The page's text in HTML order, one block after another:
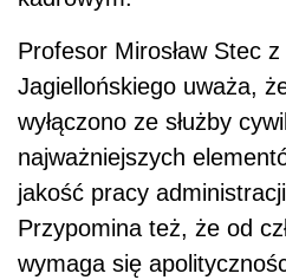
Profesor Mirosław Stec
Jagiellońskiego uważa,
wyłączono ze służby
najważniejszych
jakość pracy
Przypomina też, że od
wymaga się